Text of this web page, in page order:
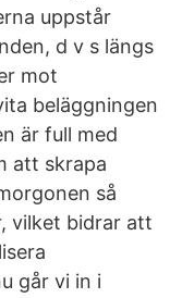
uppstår
d v s längs
mot
beläggningen
är full med
att skrapa
så
vilket bidrar att
går vi in i